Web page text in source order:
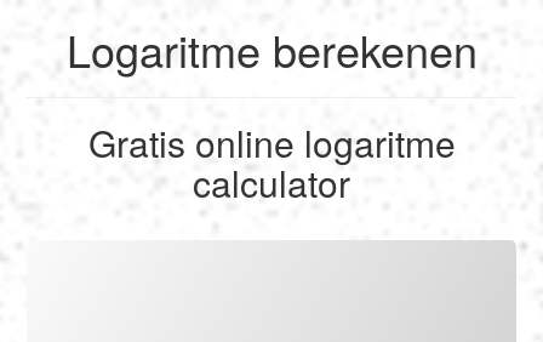
Berekenen
English
Français
Deutsch
Logaritme berekenen
Gratis online logaritme
calculator